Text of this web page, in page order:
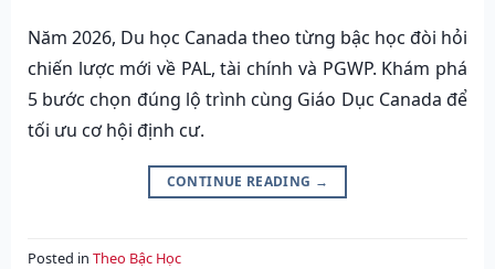
Năm 2026, Du học Canada theo từng bậc học đòi hỏi
chiến lược mới về PAL, tài chính và PGWP. Khám phá
5 bước chọn đúng lộ trình cùng Giáo Dục Canada để
tối ưu cơ hội định cư.
CONTINUE READING →
Posted in Theo Bậc Học